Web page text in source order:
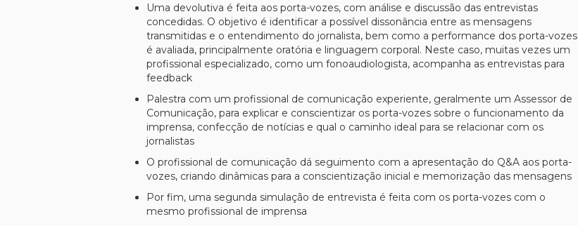
Uma devolutiva é feita aos porta-vozes, com análise e discussão das entrevistas
concedidas. O objetivo é identificar a possível dissonância entre as mensagens
transmitidas e o entendimento do jornalista, bem como a performance dos porta-vozes
é avaliada, principalmente oratória e linguagem corporal. Neste caso, muitas vezes um
profissional especializado, como um fonoaudiologista, acompanha as entrevistas para
feedback
Palestra com um profissional de comunicação experiente, geralmente um Assessor de
Comunicação, para explicar e conscientizar os porta-vozes sobre o funcionamento da
imprensa, confecção de notícias e qual o caminho ideal para se relacionar com os
jornalistas
O profissional de comunicação dá seguimento com a apresentação do Q&A aos porta-
vozes, criando dinâmicas para a conscientização inicial e memorização das mensagens
Por fim, uma segunda simulação de entrevista é feita com os porta-vozes com o
mesmo profissional de imprensa